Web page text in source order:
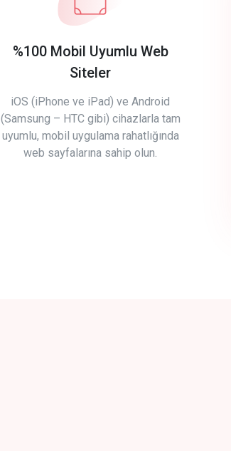
%100 Mobil Uyumlu Web
Siteler
iOS (iPhone ve iPad) ve Android
(Samsung – HTC gibi) cihazlarla tam
uyumlu, mobil uygulama rahatlığında
web sayfalarına sahip olun.